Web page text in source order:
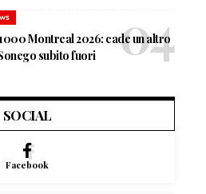
Montreal 2026: cade un altro
subito fuori
SOCIAL
Facebook